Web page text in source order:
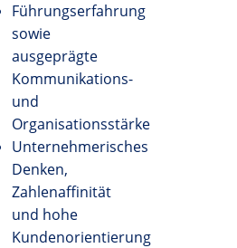
Führungserfahrung
sowie
ausgeprägte
Kommunikations-
und
Organisationsstärke
Unternehmerisches
Denken,
Zahlenaffinität
und hohe
Kundenorientierung